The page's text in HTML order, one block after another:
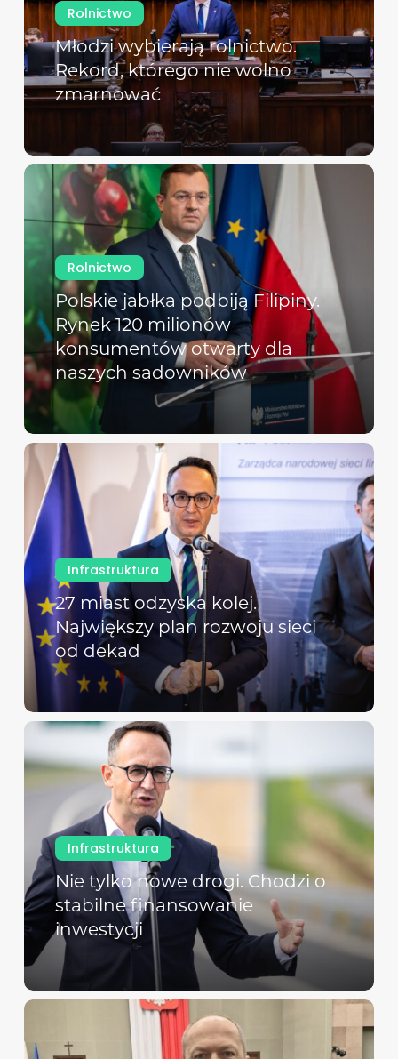
Rolnictwo
Młodzi wybierają rolnictwo.
Rekord, którego nie wolno
zmarnować
Rolnictwo
Polskie jabłka podbiją Filipiny.
Rynek 120 milionów
konsumentów otwarty dla
naszych sadowników
Infrastruktura
27 miast odzyska kolej.
Największy plan rozwoju sieci
od dekad
Infrastruktura
Nie tylko nowe drogi. Chodzi o
stabilne finansowanie
inwestycji